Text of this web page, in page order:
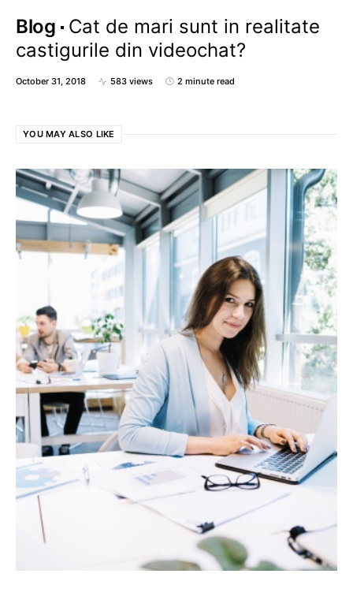
Blog
Cat de mari sunt in realitate
castigurile din videochat?
October 31, 2018 583 views 2 minute read
YOU MAY ALSO LIKE